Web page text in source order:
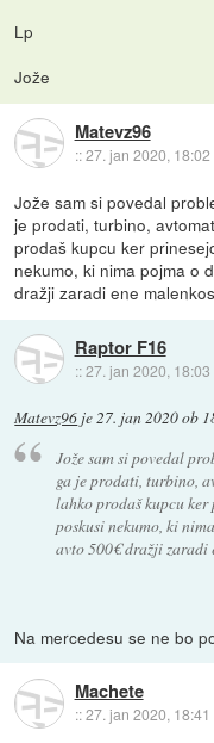
Lp
Jože
Matevz96
::27. jan 2020, 18:02
Jože sam si povedal
je prodati, turbino,
prodaš kupcu ker
nekumo, ki nima pojma o
dražji zaradi ene
Raptor F16
::27. jan 2020, 18:03
Matevz96 je27. jan 2020 ob
Jože sam si povedal
ga je prodati, turbino,
lahko prodaš kupcu
poskusi nekumo, ki
avto 500€ dražji zaradi
Na mercedesu se ne bo
Machete
::27. jan 2020, 18:41